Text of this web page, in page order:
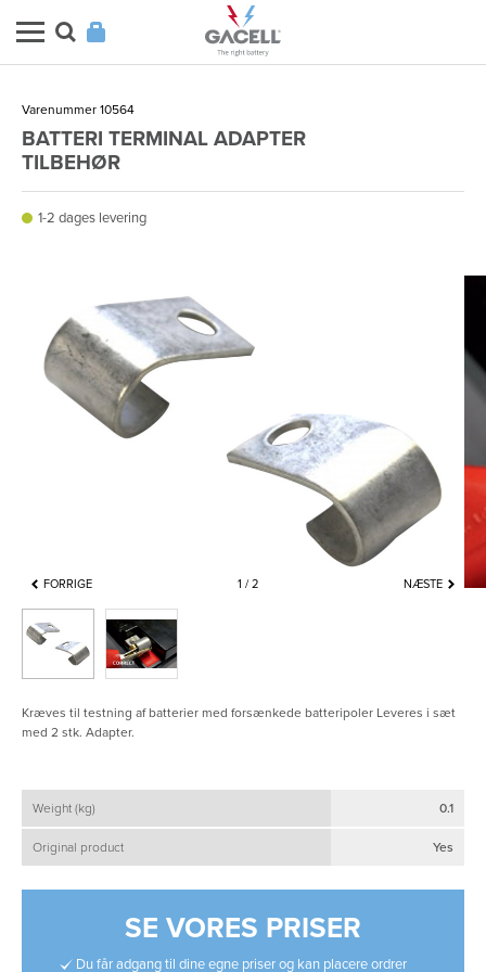
Varenummer 10564
BATTERI TERMINAL ADAPTER
TILBEHØR
1-2 dages levering
FORRIGE NÆSTE
1 2
Kræves til testning af batterier med forsænkede batteripoler Leveres i sæt
med 2 stk. Adapter.
Weight (kg) 0.1
Original product Yes
SE VORES PRISER
Du får adgang til dine egne priser og kan placere ordrer